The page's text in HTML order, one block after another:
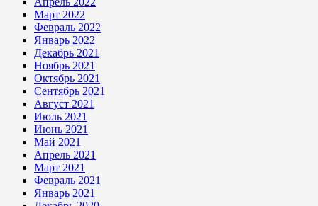
Март 2022
Февраль 2022
Январь 2022
Декабрь 2021
Ноябрь 2021
Октябрь 2021
Сентябрь 2021
Август 2021
Июль 2021
Июнь 2021
Май 2021
Апрель 2021
Март 2021
Февраль 2021
Январь 2021